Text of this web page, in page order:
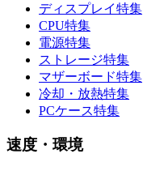
ディスプレイ特集
CPU特集
電源特集
ストレージ特集
マザーボード特集
冷却・放熱特集
PCケース特集
速度・環境